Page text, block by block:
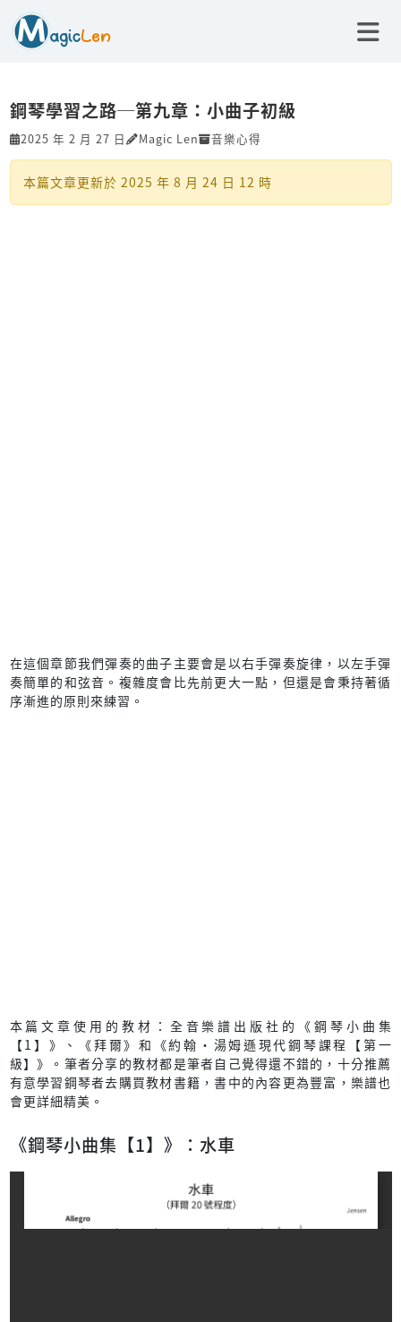
鋼琴學習之路─第九章：小曲子初級
2025 年 2 月 27 日 Magic Len 音樂心得
本篇文章更新於 2025 年 8 月 24 日 12 時
在這個章節我們彈奏的曲子主要會是以右手彈奏旋律，以左手彈
奏簡單的和弦音。複雜度會比先前更大一點，但還是會秉持著循
序漸進的原則來練習。
本篇文章使用的教材：全音樂譜出版社的《鋼琴小曲集
【1】》、《拜爾》和《約翰‧湯姆遜現代鋼琴課程【第一
級】》。筆者分享的教材都是筆者自己覺得還不錯的，十分推薦
有意學習鋼琴者去購買教材書籍，書中的內容更為豐富，樂譜也
會更詳細精美。
《鋼琴小曲集【1】》：水車